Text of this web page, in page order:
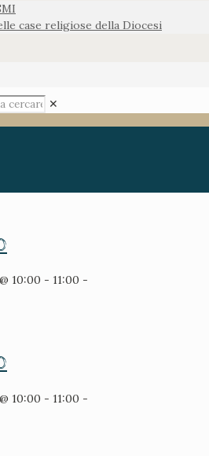
case religiose della Diocesi
✕
10:00 - 11:00 -
10:00 - 11:00 -